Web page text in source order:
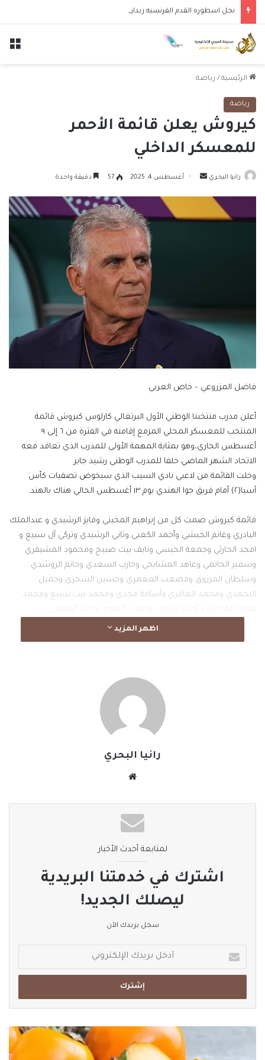
نجل اسطوره القدم الفرنسيه زيدان لوكا يتعاقد مع نادي ليغانيس
الرئيسية / رياضة
رياضة
كيروش يعلن قائمة الأحمر
للمعسكر الداخلي
رانيا البحري
أرسل أغسطس 4, 2025 57 دقيقة واحدة
فاضل المزروعي – خاص العربي
أعلن مدرب منتخبنا الوطني الأول البرتغالي كارلوس كيروش قائمة
المنتخب للمعسكر المحلي المزمع إقامته في الفترة من ٦ إلى ٩
أغسطس الجاري،وهو بمثابة المهمة الأولى للمدرب الذي تعاقد معه
الاتحاد الشهر الماضي خلفا للمدرب الوطني رشيد جابر.
وخلت القائمة من لاعبي نادي السيب الذي سيخوض تصفيات كأس
آسيا(٢) أمام فريق جوا الهندي يوم ١٣ أغسطس الحالي هناك بالهند.
قائمة كيروش ضمت كل من إبراهيم المخيني وفايز الرشيدي و عبدالملك
البادري وغانم الحبشي وأحمد الكعبي وثاني الرشيدي وتركي آل سبيع و
امجد الحارثي وجمعة الحبسي ونايف بيت صبيح ومحمود المشيفري
وسمير الحاتمي وعاهد المشايخي وحارب السعدي وحاتم الروشدي
وسلطان المرزوق ومصعب المعمري وحسين الشحري وجميل
اليحمدي ومحمد الغافري وأسامة مجدي ومحمد بيت سبيع ومحمد
يذكر أن المنتخب سيستأنف إعداده لتصفيات كأس العالم المقررة في
قطر اكتوبر المقبل بإشراف جديد يقوده البرتغالي كيروش ويعاونه
صحيفة_العربي_الالكترونية
اظهر المزيد
رانيا البحري
لمتابعة أحدث الأخبار
اشترك في خدمتنا البريدية
ليصلك الجديد!
سجل بريدك الآن
بريدك
الإلكتروني